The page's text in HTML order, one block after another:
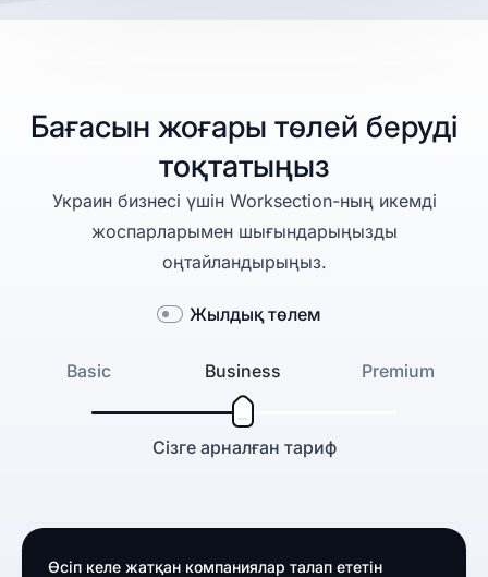
Бағасын жоғары төлей беруді
тоқтатыңыз
Украин бизнесі үшін Worksection-ның икемді
жоспарларымен шығындарыңызды
оңтайландырыңыз.
Basic Business Premium
Сізге арналған тариф
Жылдық төлем
Өсіп келе жатқан компаниялар талап ететін